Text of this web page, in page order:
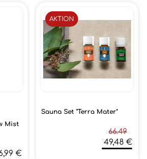
Mist
€
Sauna Set "Terra Mater"
66.49
49,48 €
AKTION